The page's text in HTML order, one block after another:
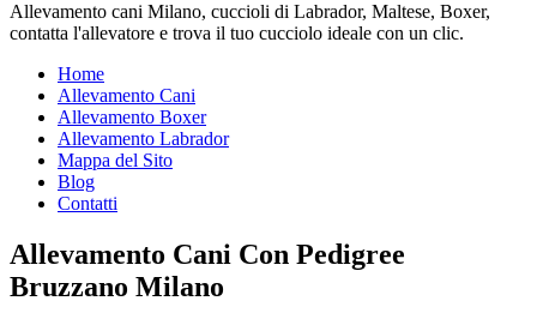
Allevamento cani Milano, cuccioli di Labrador, Maltese, Boxer,
contatta l'allevatore e trova il tuo cucciolo ideale con un clic.
Home
Allevamento Cani
Allevamento Boxer
Allevamento Labrador
Mappa del Sito
Blog
Contatti
Allevamento Cani Con Pedigree
Bruzzano Milano